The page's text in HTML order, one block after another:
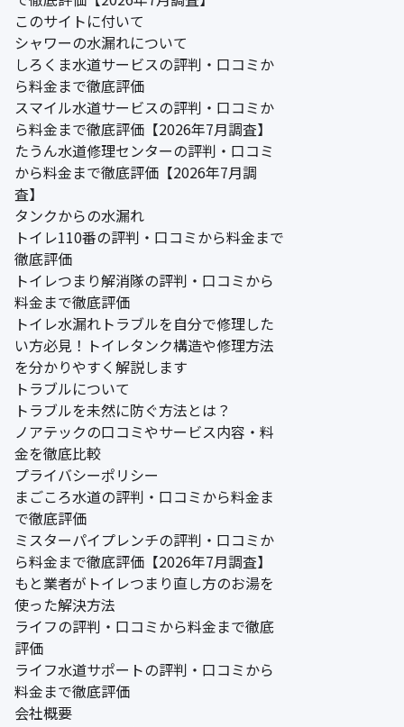
このサイトに付いて
シャワーの水漏れについて
しろくま水道サービスの評判・口コミか
ら料金まで徹底評価
スマイル水道サービスの評判・口コミか
ら料金まで徹底評価【2026年7月調査】
たうん水道修理センターの評判・口コミ
から料金まで徹底評価【2026年7月調
査】
タンクからの水漏れ
トイレ110番の評判・口コミから料金まで
徹底評価
トイレつまり解消隊の評判・口コミから
料金まで徹底評価
トイレ水漏れトラブルを自分で修理した
い方必見！トイレタンク構造や修理方法
を分かりやすく解説します
トラブルについて
トラブルを未然に防ぐ方法とは？
ノアテックの口コミやサービス内容・料
金を徹底比較
プライバシーポリシー
まごころ水道の評判・口コミから料金ま
で徹底評価
ミスターパイプレンチの評判・口コミか
ら料金まで徹底評価【2026年7月調査】
もと業者がトイレつまり直し方のお湯を
使った解決方法
ライフの評判・口コミから料金まで徹底
評価
ライフ水道サポートの評判・口コミから
料金まで徹底評価
会社概要